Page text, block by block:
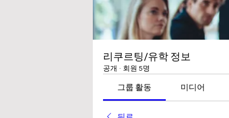
리쿠르팅/유학 정보
공개 · 회원 5명
그룹 활동 미디어